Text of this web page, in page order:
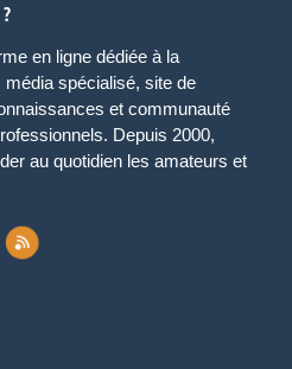
en ligne dédiée à la
média spécialisé, site de
et communauté
Depuis 2000,
au quotidien les amateurs et